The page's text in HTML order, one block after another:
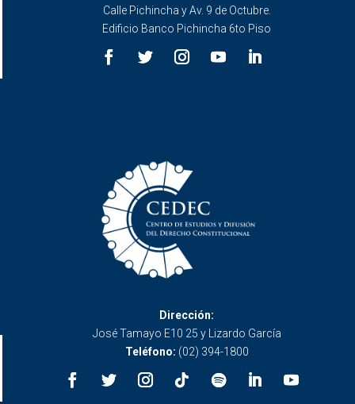
Calle Pichincha y Av. 9 de Octubre.
Edificio Banco Pichincha 6to Piso
Dirección:
José Tamayo E10 25 y Lizardo García
Teléfono: (02) 394-1800